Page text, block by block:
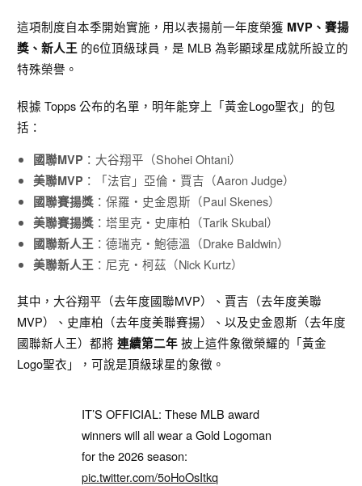
這項制度自本季開始實施，用以表揚前一年度榮獲 MVP、賽揚
獎、新人王 的6位頂級球員，是 MLB 為彰顯球星成就所設立的
特殊榮譽。
根據 Topps 公布的名單，明年能穿上「黃金Logo聖衣」的包
括：
國聯MVP ：大谷翔平（Shohei Ohtani）
美聯MVP ：「法官」亞倫・賈吉（Aaron Judge）
國聯賽揚獎 ：保羅・史金恩斯（Paul Skenes）
美聯賽揚獎 ：塔里克・史庫柏（Tarik Skubal）
國聯新人王 ：德瑞克・鮑德溫（Drake Baldwin）
美聯新人王 ：尼克・柯茲（Nick Kurtz）
其中，大谷翔平（去年度國聯MVP）、賈吉（去年度美聯
MVP）、史庫柏（去年度美聯賽揚）、以及史金恩斯（去年度
國聯新人王）都將連續第二年 披上這件象徵榮耀的「黃金
Logo聖衣」，可說是頂級球星的象徵。
IT’S OFFICIAL: These MLB award
winners will all wear a Gold Logoman
for the 2026 season:
pic.twitter.com/5oHoOsItkq